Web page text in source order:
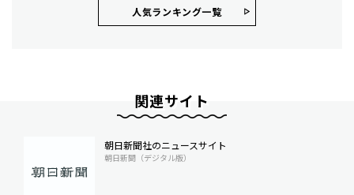
人気ランキング⼀覧
関連サイト
朝日新聞社のニュースサイト
朝日新聞（デジタル版）